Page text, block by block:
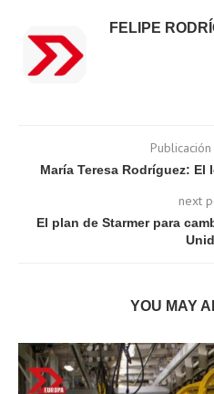
FELIPE
María Teresa Rodríguez: El
next
El plan de Starmer para
YOU MAY